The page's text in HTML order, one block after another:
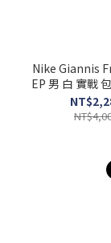
Nike Giannis
EP 男 白 實戰
母哥 籃球鞋